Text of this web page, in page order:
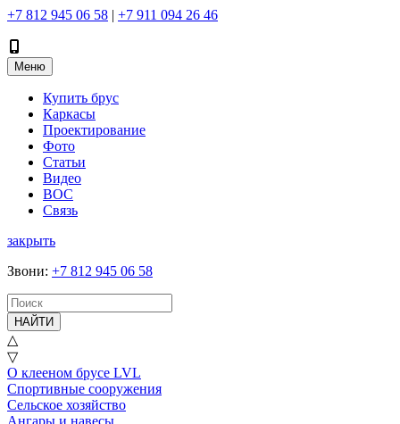
+7 812 945 06 58 | +7 911 094 26 46
Меню
Купить брус
Каркасы
Проектирование
Фото
Статьи
Видео
ВОС
Связь
закрыть
Звони: +7 812 945 06 58
НАЙТИ
△
▽
О клееном брусе LVL
Спортивные сооружения
Сельское хозяйство
Ангары и навесы